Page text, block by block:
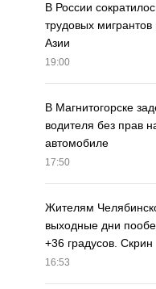
В России
трудовых
Азии
19:00
В Магнитогорске
водителя без прав
автомобиле
17:50
Жителям
выходные дни
+36 градусов. Скрин
16:53